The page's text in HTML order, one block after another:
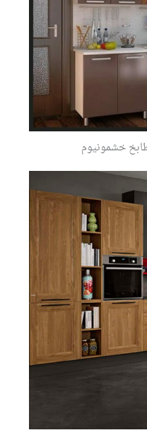
خشمونيوم